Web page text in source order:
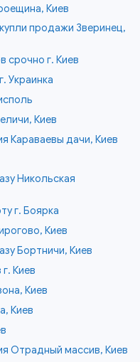
Киев
продажи Зверинец,
срочно г. Киев
Украинка
Киев
Караваевы дачи, Киев
Никольская
г. Боярка
Киев
Бортничи, Киев
Киев
Киев
Киев
Отрадный массив, Киев